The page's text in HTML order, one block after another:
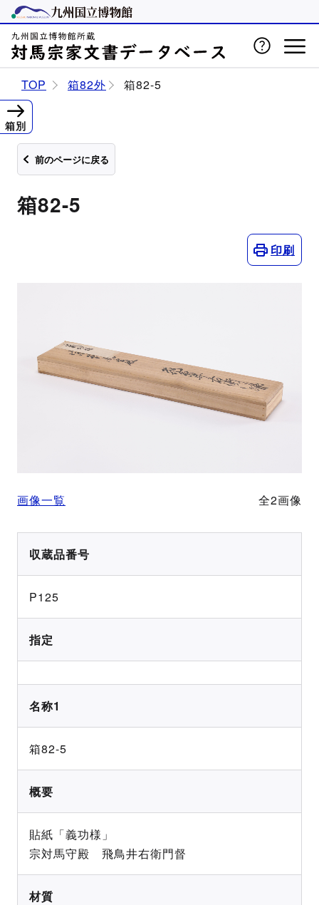
TOP 箱82外 箱82-5
前のページに戻る
箱82-5
印刷
画像一覧 全2画像
収蔵品番号
P125
指定
名称1
箱82-5
概要
貼紙「義功様」
宗対馬守殿 飛鳥井右衛門督
材質
箱別